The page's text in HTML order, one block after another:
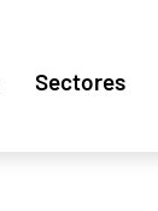
Sectores